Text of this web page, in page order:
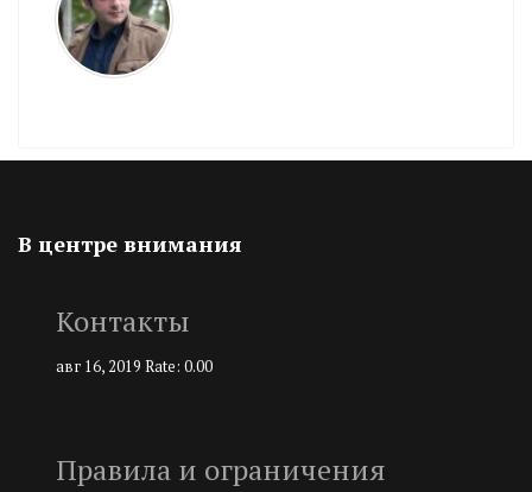
В центре внимания
Контакты
авг 16, 2019 Rate: 0.00
Правила и ограничения